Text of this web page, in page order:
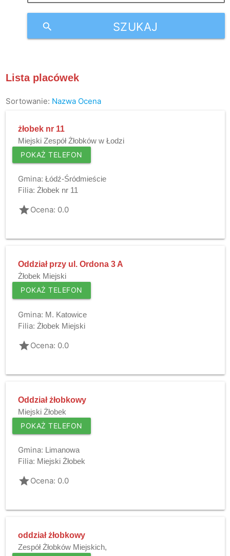
SZUKAJ
search
Lista placówek
Sortowanie: Nazwa Ocena
żłobek nr 11
Miejski Zespół Żłobków w Łodzi
POKAŻ TELEFON
Gmina: Łódź-Śródmieście
Filia: Żłobek nr 11
gradeOcena: 0.0
Oddział przy ul. Ordona 3 A
Żłobek Miejski
POKAŻ TELEFON
Gmina: M. Katowice
Filia: Żłobek Miejski
gradeOcena: 0.0
Oddział żłobkowy
Miejski Żłobek
POKAŻ TELEFON
Gmina: Limanowa
Filia: Miejski Żłobek
gradeOcena: 0.0
oddział żłobkowy
Zespół Żłobków Miejskich,